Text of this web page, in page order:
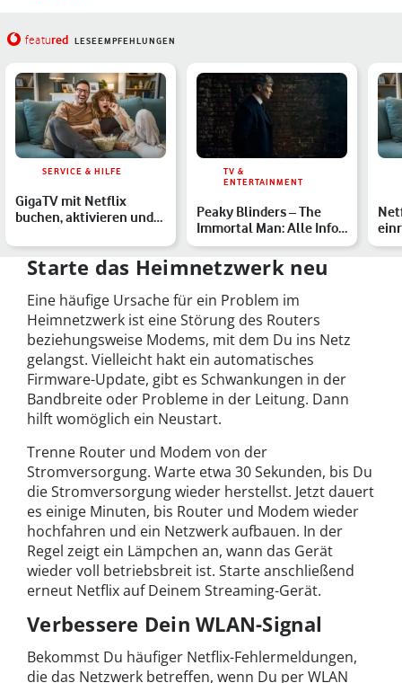
featured LESEEMPFEHLUNGEN
SERVICE & HILFE
GigaTV mit Netflix
buchen, aktivieren und
TV &
ENTERTAINMENT
Peaky Blinders – The
Immortal Man: Alle Infos
zum Netflix-Film
Starte das Heimnetzwerk neu
Eine häufige Ursache für ein Problem im
Heimnetzwerk ist eine Störung des Routers
beziehungsweise Modems, mit dem Du ins Netz
gelangst. Vielleicht hakt ein automatisches
Firmware-Update, gibt es Schwankungen in der
Bandbreite oder Probleme in der Leitung. Dann
hilft womöglich ein Neustart.
Trenne Router und Modem von der
Stromversorgung. Warte etwa 30 Sekunden, bis Du
die Stromversorgung wieder herstellst. Jetzt dauert
es einige Minuten, bis Router und Modem wieder
hochfahren und ein Netzwerk aufbauen. In der
Regel zeigt ein Lämpchen an, wann das Gerät
wieder voll betriebsbreit ist. Starte anschließend
erneut Netflix auf Deinem Streaming-Gerät.
Verbessere Dein WLAN-Signal
Bekommst Du häufiger Netflix-Fehlermeldungen,
die das Netzwerk betreffen, wenn Du per WLAN